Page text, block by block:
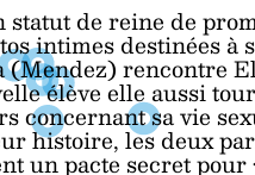
statut de reine de
intimes destinées à
(Mendez) rencontre
élève elle aussi
concernant sa vie
histoire, les deux
un pacte secret